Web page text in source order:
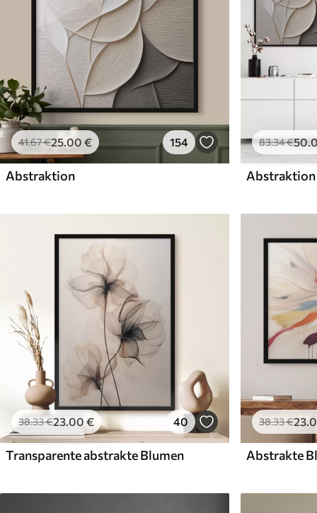
41.67€25.00 € 154
Abstraktion
83.34€50
Abstraktion
38.33€23.00 € 40
Transparente abstrakte Blumen
38.33€23
Abstrakte